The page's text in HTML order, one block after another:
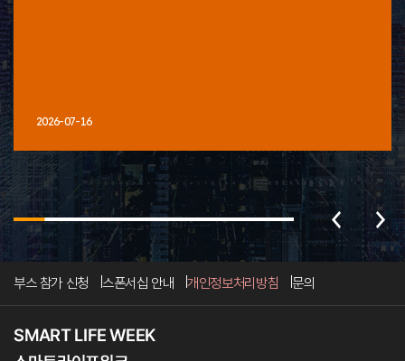
2026-07-16
부스 참가 신청 스폰서십 안내 개인정보처리방침 문의